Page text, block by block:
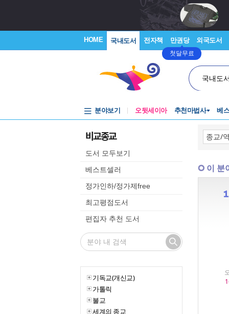
HOME 국내도서 전자책 만권당
첫달무료
외국도서
국내도
분야보기 오뒷세이아 추천마법사 베
비교종교
도서 모두보기
베스트셀러
정가인하/정가제free
최고평점도서
편집자 추천 도서
기독교(개신교)
가톨릭
불교
세계의 종교
이 분